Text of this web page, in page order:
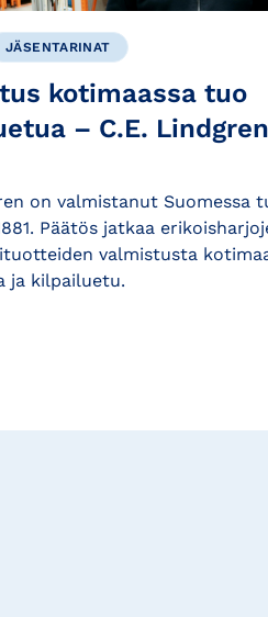
JÄSENTARINAT
kotimaassa tuo
– C.E.
on valmistanut Suomessa
Päätös jatkaa
valmistusta
ja kilpailuetu.